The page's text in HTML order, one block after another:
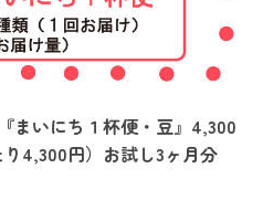
まいにち１杯便・豆』4,300
4,300円）お試し3ヶ月分